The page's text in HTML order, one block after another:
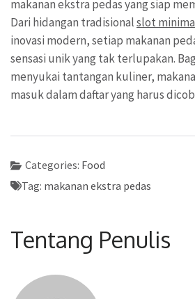
makanan ekstra pedas yang siap
Dari hidangan tradisionalslot
inovasi modern, setiap makanan
sensasi unik yang tak terlupakan.
menyukai tantangan kuliner,
masuk dalam daftar yang harus
Categories: Food
Tag: makanan ekstra pedas
Tentang Penulis